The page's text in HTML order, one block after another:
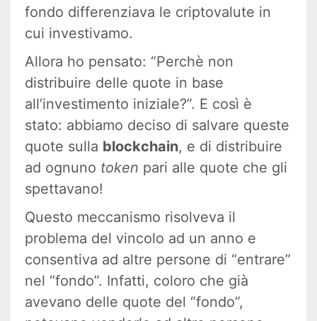
fondo differenziava le criptovalute in
cui investivamo.
Allora ho pensato: “Perchè non
distribuire delle quote in base
all’investimento iniziale?”. E così è
stato: abbiamo deciso di salvare queste
quote sulla blockchain, e di distribuire
ad ognuno token pari alle quote che gli
spettavano!
Questo meccanismo risolveva il
problema del vincolo ad un anno e
consentiva ad altre persone di “entrare”
nel “fondo”. Infatti, coloro che già
avevano delle quote del “fondo”,